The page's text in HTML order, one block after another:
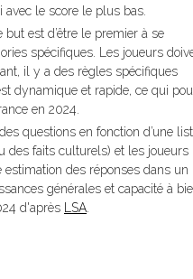
le score le plus bas.
est d’être le premier à se
spécifiques. Les joueurs
il y a des règles spécifiques
dynamique et rapide, ce qui
en 2024.
questions en fonction d’une
des faits culturels) et les joueurs
estimation des réponses dans un
générales et capacité à
d'après
LSA